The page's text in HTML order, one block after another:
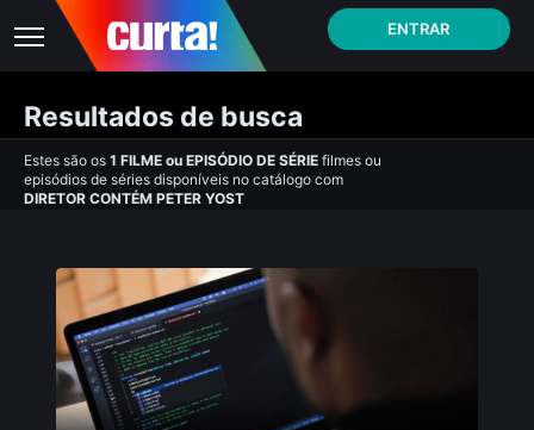
ENTRAR
Resultados de busca
Estes são os 1 FILME ou EPISÓDIO DE SÉRIE filmes ou
episódios de séries disponíveis no catálogo com
DIRETOR CONTÉM PETER YOST